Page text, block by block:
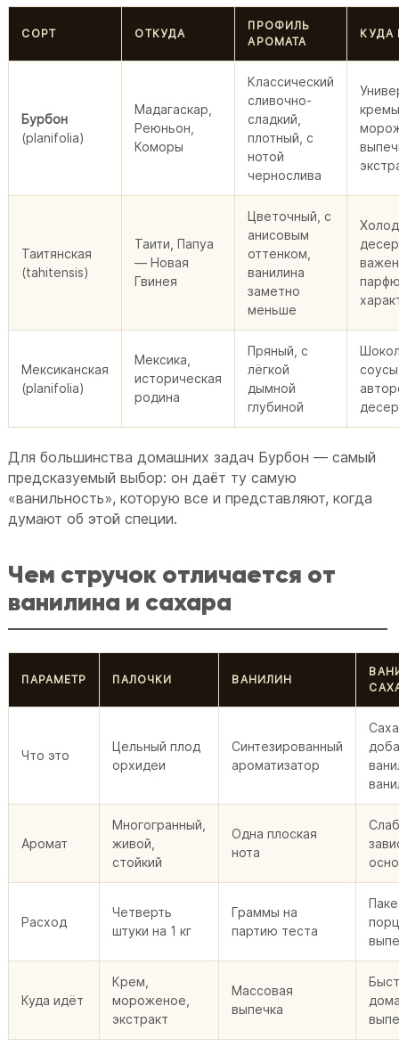
СОРТ ОТКУДА
ПРОФИЛЬ
АРОМАТА
КУДА
Бурбон
(planifolia)
Мадагаскар,
Реюньон,
Коморы
Классический
сливочно-
сладкий,
плотный, с
нотой
чернослива
Таитянская
(tahitensis)
Таити, Папуа
— Новая
Гвинея
Цветочный, с
анисовым
оттенком,
ванилина
заметно
меньше
важен
Мексиканская
(planifolia)
Мексика,
историческая
родина
Пряный, с
лёгкой
дымной
глубиной
Для большинства домашних задач Бурбон — самый
предсказуемый выбор: он даёт ту самую
«ванильность», которую все и представляют, когда
думают об этой специи.
Чем стручок отличается от
ванилина и сахара
ПАРАМЕТР ПАЛОЧКИ ВАНИЛИН
Что это
Цельный плод
орхидеи
Синтезированный
ароматизатор
Аромат
Многогранный,
живой,
стойкий
Одна плоская
нота
Расход
Четверть
штуки на 1 кг
Граммы на
партию теста
Куда идёт
Крем,
мороженое,
экстракт
Массовая
выпечка